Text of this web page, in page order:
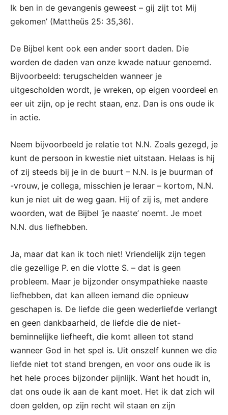
Ik ben in de gevangenis geweest – gij zijt tot Mij
gekomen’ (Mattheüs 25: 35,36).
De Bijbel kent ook een ander soort daden. Die
worden de daden van onze kwade natuur genoemd.
Bijvoorbeeld: terugschelden wanneer je
uitgescholden wordt, je wreken, op eigen voordeel en
eer uit zijn, op je recht staan, enz. Dan is ons oude ik
in actie.
Neem bijvoorbeeld je relatie tot N.N. Zoals gezegd, je
kunt de persoon in kwestie niet uitstaan. Helaas is hij
of zij steeds bij je in de buurt – N.N. is je buurman of
-vrouw, je collega, misschien je leraar – kortom, N.N.
kun je niet uit de weg gaan. Hij of zij is, met andere
woorden, wat de Bijbel ‘je naaste’ noemt. Je moet
N.N. dus liefhebben.
Ja, maar dat kan ik toch niet! Vriendelijk zijn tegen
die gezellige P. en die vlotte S. – dat is geen
probleem. Maar je bijzonder onsympathieke naaste
liefhebben, dat kan alleen iemand die opnieuw
geschapen is. De liefde die geen wederliefde verlangt
en geen dankbaarheid, de liefde die de niet-
beminnelijke liefheeft, die komt alleen tot stand
wanneer God in het spel is. Uit onszelf kunnen we die
liefde niet tot stand brengen, en voor ons oude ik is
het hele proces bijzonder pijnlijk. Want het houdt in,
dat ons oude ik aan de kant moet. Het ik dat zich wil
doen gelden, op zijn recht wil staan en zijn